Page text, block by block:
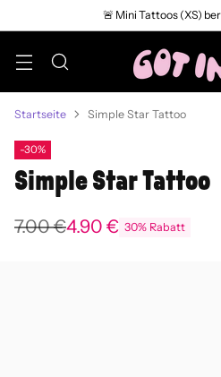
🚨 Mini Tattoos (XS)
Startseite Simple Star Tattoo
-30%
Simple Star Tattoo
Normaler
7.00 €4.90 € 30% Rabatt